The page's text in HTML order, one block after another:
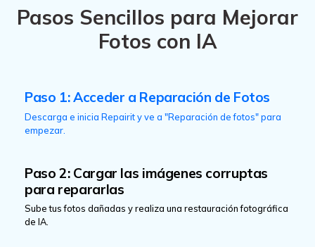
Aceptar Prueba Online
Fotos con IA
Descarga e inicia Repairit y ve a "Reparación de fotos" para
empezar.
para repararlas
Sube tus fotos dañadas y realiza una restauración fotográfica
de IA.